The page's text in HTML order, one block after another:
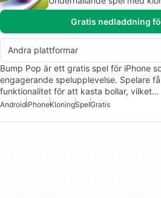
Gratis nedladdning
Andra plattformar
Bump Pop är ett gratis spel för iPhone
engagerande spelupplevelse. Spelare
funktionalitet för att kasta bollar, vilket…
AndroidiPhoneKloningSpelGratis